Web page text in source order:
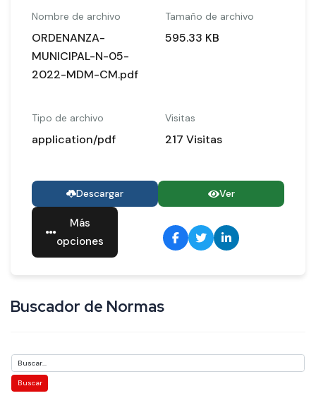
Nombre de archivo
ORDENANZA-
MUNICIPAL-N-05-
2022-MDM-CM.pdf
Tamaño de archivo
595.33 KB
Tipo de archivo
application/pdf
Visitas
217 Visitas
Descargar Ver
Más
opciones
Buscador de Normas